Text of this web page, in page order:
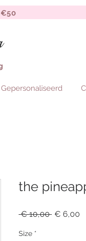
Gepersonaliseerd
the
€ 10,00 Regular
€ 6,00
Size *